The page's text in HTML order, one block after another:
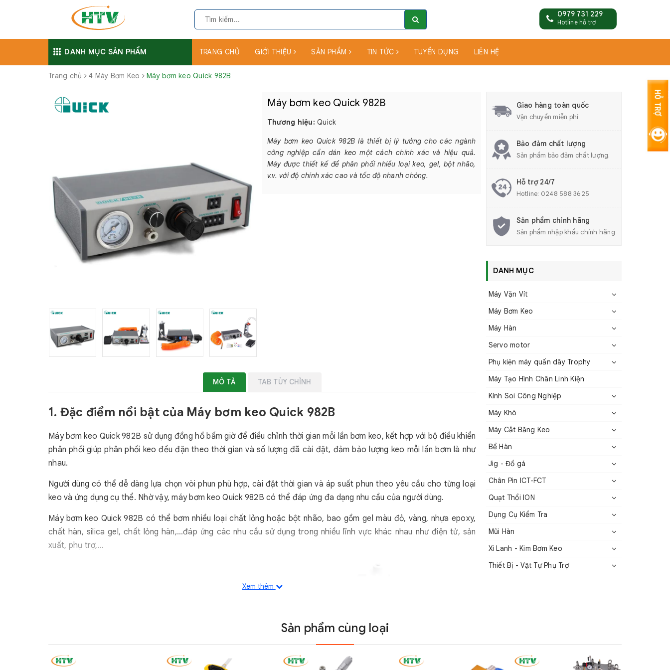
0979 731 229
Hotline hỗ trợ
DANH MỤC SẢN PHẨM TRANG CHỦ GIỚI THIỆU SẢN PHẨM TIN TỨC TUYỂN DỤNG LIÊN HỆ
Trang chủ 4 Máy Bơm Keo Máy bơm keo Quick 982B
Máy bơm keo Quick 982B
Thương hiệu: Quick
Máy bơm keo Quick 982B là thiết bị lý tưởng cho các ngành
công nghiệp cần dán keo một cách chính xác và hiệu quả.
Máy được thiết kế để phân phối nhiều loại keo, gel, bột nhão,
v.v. với độ chính xác cao và tốc độ nhanh chóng.
MÔ TẢ TAB TÙY CHỈNH
1. Đặc điểm nổi bật của Máy bơm keo Quick 982B
Máy bơm keo Quick 982B sử dụng đồng hồ bấm giờ để điều chỉnh thời gian mỗi lần bơm keo, kết hợp với bộ điều khiển
phân phối giúp phân phối keo đều đặn theo thời gian và số lượng đã cài đặt, đảm bảo lượng keo mỗi lần bơm là như
nhau.
Người dùng có thể dễ dàng lựa chọn vòi phun phù hợp, cài đặt thời gian và áp suất phun theo yêu cầu cho từng loại
keo và ứng dụng cụ thể. Nhờ vậy, máy bơm keo Quick 982B có thể đáp ứng đa dạng nhu cầu của người dùng.
Máy bơm keo Quick 982B có thể bơm nhiều loại chất lỏng hoặc bột nhão, bao gồm gel màu đỏ, vàng, nhựa epoxy,
chất hàn, silica gel, chất lỏng hàn,…đáp ứng các nhu cầu sử dụng trong nhiều lĩnh vực khác nhau như điện tử, sản
xuất, phụ trợ,…
Xem thêm
Giao hàng toàn quốc
Vận chuyển miễn phí
Bảo đảm chất lượng
Sản phẩm bảo đảm chất lượng.
Hỗ trợ 24/7
Hotline: 0248 588 3625
Sản phẩm chính hãng
Sản phẩm nhập khẩu chính hãng
DANH MỤC
Máy Vặn Vít
Máy Bơm Keo
Máy Hàn
Servo motor
Phụ kiện máy quấn dây Trophy
Máy Tạo Hình Chân Linh Kiện
Kính Soi Công Nghiệp
Máy Khò
Máy Cắt Băng Keo
Bể Hàn
Jig - Đồ gá
Chân Pin ICT-FCT
Quạt Thổi ION
Dụng Cụ Kiểm Tra
Mũi Hàn
Xi Lanh - Kim Bơm Keo
Thiết Bị - Vật Tự Phụ Trợ
Sản phẩm cùng loại